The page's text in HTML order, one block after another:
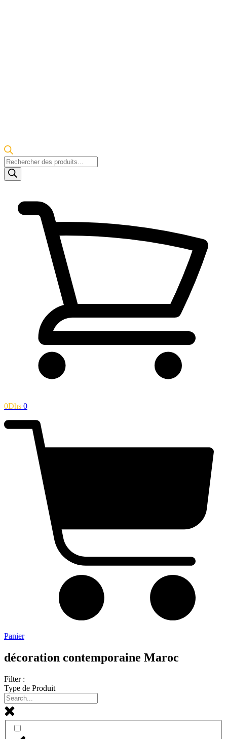
Recherche
de
produits
0Dhs 0
Panier
décoration contemporaine Maroc
Filter :
Type de Produit